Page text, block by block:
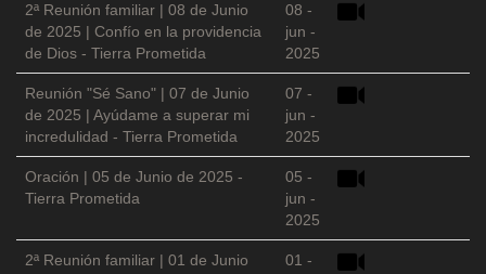
2ª Reunión familiar | 08 de Junio
de 2025 | Confío en la providencia
de Dios - Tierra Prometida
08 -
jun -
2025
Reunión "Sé Sano" | 07 de Junio
de 2025 | Ayúdame a superar mi
incredulidad - Tierra Prometida
07 -
jun -
2025
Oración | 05 de Junio de 2025 -
Tierra Prometida
05 -
jun -
2025
2ª Reunión familiar | 01 de Junio
01 -